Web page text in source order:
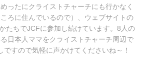
ったにクライストチャーチにも行かなく
ろに住んでいるので）、ウェブサイトの
たちでJCFに参加し続けています。8人の
日本人ママをクライストチャーチ周辺で
ですので気軽に声かけてくださいね～！